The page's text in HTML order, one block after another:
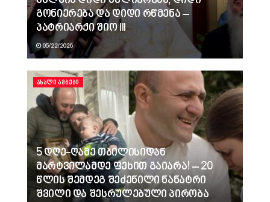
გონიერება და დიდი რწმენა –
პატრიარქი შიო III
05/22/2026
ᲐᲮᲐᲚᲘ ᲐᲛᲑᲔᲑᲘ
5 დღე-ღამე თბილისიდან
მარტვილამდე ფეხით გაიარა! – 20
წლის შემდეგ შეძენილი ნანატრი
შვილი და შესრულებული პირობა